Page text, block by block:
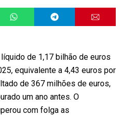
de 1,17 bilhão de euros
equivalente a 4,43 euros por
de 367 milhões de euros,
um ano antes. O
com folga as